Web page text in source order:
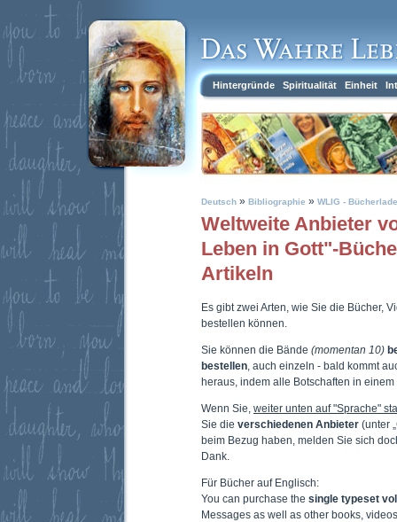
Hintergründe Spiritualität Einheit
Deutsch » Bibliographie » WLIG -
Weltweite Anbieter
Leben in Gott"-
Artikeln
Es gibt zwei Arten, wie Sie die Bücher,
bestellen können.
Sie können die Bände (momentan 10)
bestellen , auch einzeln - bald kommt
heraus, indem alle Botschaften in
Wenn Sie, weiter unten auf "Sprache"
Sie die verschiedenen Anbieter (unter
beim Bezug haben, melden Sie sich
Dank.
Für Bücher auf Englisch:
You can purchase the single typeset
Messages as well as other books,